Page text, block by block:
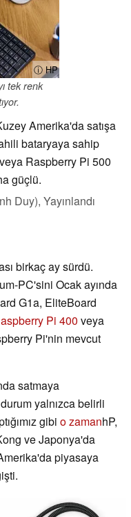
ⓘ HP
tek renk
Amerika'da satışa
bataryaya sahip
Raspberry Pi 500
güçlü.
Duy), Yayınlandı
birkaç ay sürdü.
PC'sini Ocak ayında
G1a, EliteBoard
Pi 400 veya
Pi'nin mevcut
satmaya
yalnızca belirli
gibi o zamanhP,
ve Japonya'da
piyasaya